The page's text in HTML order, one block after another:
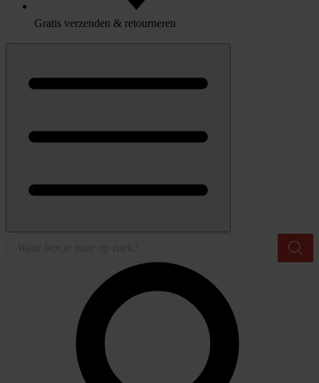
Gratis verzenden & retourneren